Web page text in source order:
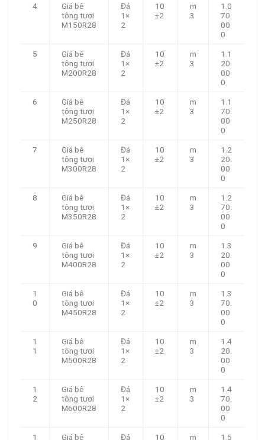
4
Giá bê
tông tươi
M150R28
Đá
1×
2
10
±2
m
3
1.0
70.
00
0
5
Giá bê
tông tươi
M200R28
Đá
1×
2
10
±2
m
3
1.1
20.
00
0
6
Giá bê
tông tươi
M250R28
Đá
1×
2
10
±2
m
3
1.1
70.
00
0
7
Giá bê
tông tươi
M300R28
Đá
1×
2
10
±2
m
3
1.2
20.
00
0
8
Giá bê
tông tươi
M350R28
Đá
1×
2
10
±2
m
3
1.2
70.
00
0
9
Giá bê
tông tươi
M400R28
Đá
1×
2
10
±2
m
3
1.3
20.
00
0
1
0
Giá bê
tông tươi
M450R28
Đá
1×
2
10
±2
m
3
1.3
70.
00
0
1
1
Giá bê
tông tươi
M500R28
Đá
1×
2
10
±2
m
3
1.4
20.
00
0
1
2
Giá bê
tông tươi
M600R28
Đá
1×
2
10
±2
m
3
1.4
70.
00
0
1
Giá bê
Đá
10
m
1.5